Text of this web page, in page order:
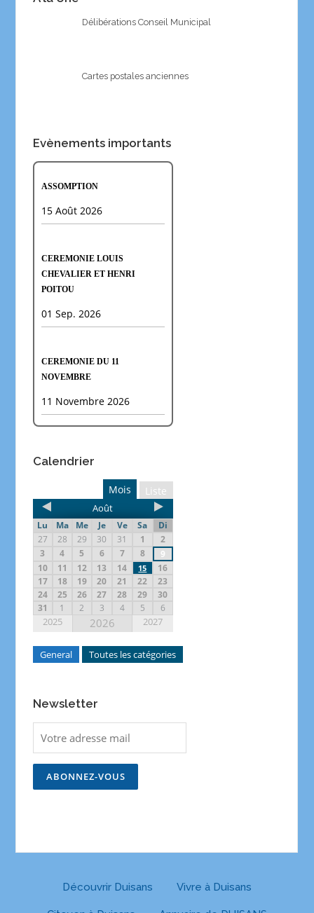
Délibérations Conseil Municipal
Cartes postales anciennes
Evènements importants
ASSOMPTION
15 Août 2026
CEREMONIE LOUIS
CHEVALIER ET HENRI
POITOU
01 Sep. 2026
CEREMONIE DU 11
NOVEMBRE
11 Novembre 2026
Calendrier
Liste
Mois
Août
Lu Ma Me Je Ve Sa
Di
27
28 29 30 31 1
2
3
4 5 6 7 8
9
10
11 12 13 14 15
16
17
18 19 20 21 22
23
24
25 26 27 28 29
30
31
1 2 3 4 5 6
2025 2026 2027
General Toutes les catégories
Newsletter
Découvrir Duisans Vivre à Duisans